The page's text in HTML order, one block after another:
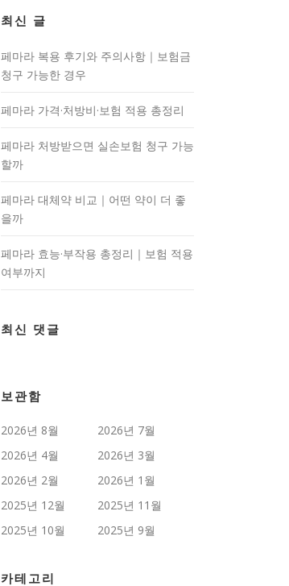
최신 글
페마라 복용 후기와 주의사항｜보험금
청구 가능한 경우
페마라 가격·처방비·보험 적용 총정리
페마라 처방받으면 실손보험 청구 가능
할까
페마라 대체약 비교｜어떤 약이 더 좋
을까
페마라 효능·부작용 총정리｜보험 적용
여부까지
최신 댓글
보관함
2026년 8월
2026년 7월
2026년 4월
2026년 3월
2026년 2월
2026년 1월
2025년 12월
2025년 11월
2025년 10월
2025년 9월
카테고리